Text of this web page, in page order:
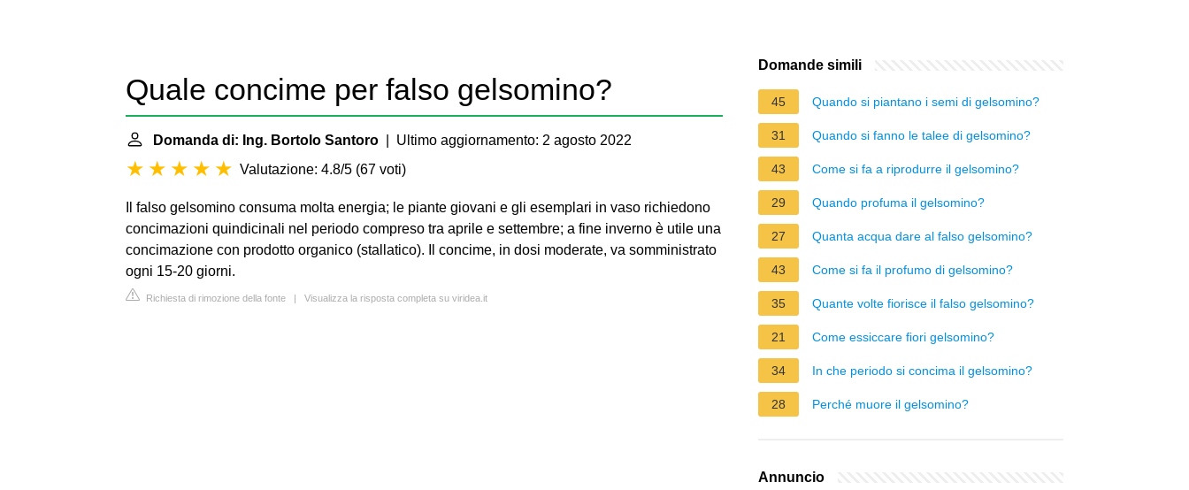
Quale concime per falso gelsomino?
Domanda di: Ing. Bortolo Santoro | Ultimo aggiornamento: 2 agosto 2022
Valutazione: 4.8/5 (67 voti)
Il falso gelsomino consuma molta energia; le piante giovani e gli esemplari in vaso richiedono
concimazioni quindicinali nel periodo compreso tra aprile e settembre; a fine inverno è utile una
concimazione con prodotto organico (stallatico). Il concime, in dosi moderate, va somministrato
ogni 15-20 giorni.
Richiesta di rimozione della fonte | Visualizza la risposta completa su viridea.it
Domande simili
45 Quando si piantano i semi di gelsomino?
31 Quando si fanno le talee di gelsomino?
43 Come si fa a riprodurre il gelsomino?
29 Quando profuma il gelsomino?
27 Quanta acqua dare al falso gelsomino?
43 Come si fa il profumo di gelsomino?
35 Quante volte fiorisce il falso gelsomino?
21 Come essiccare fiori gelsomino?
34 In che periodo si concima il gelsomino?
28 Perché muore il gelsomino?
Annuncio